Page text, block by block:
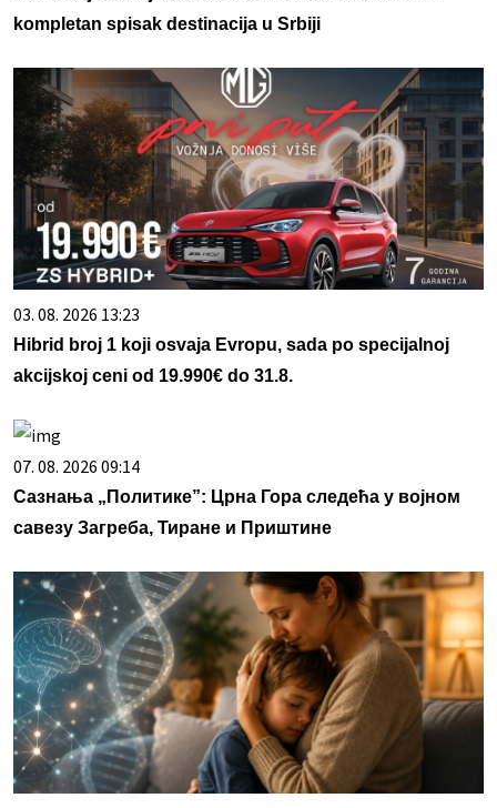
kompletan spisak destinacija u Srbiji
03. 08. 2026 13:23
Hibrid broj 1 koji osvaja Evropu, sada po specijalnoj
akcijskoj ceni od 19.990€ do 31.8.
07. 08. 2026 09:14
Сазнања „Политике”: Црна Гора следећа у војном
савезу Загреба, Тиране и Приштине